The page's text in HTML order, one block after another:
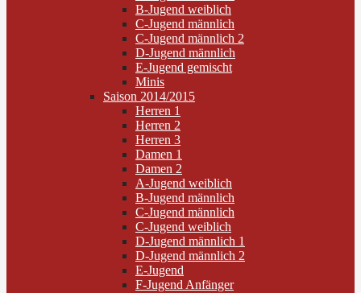
B-Jugend weiblich
C-Jugend männlich
C-Jugend männlich 2
D-Jugend männlich
E-Jugend gemischt
Minis
Saison 2014/2015
Herren 1
Herren 2
Herren 3
Damen 1
Damen 2
A-Jugend weiblich
B-Jugend männlich
C-Jugend männlich
C-Jugend weiblich
D-Jugend männlich 1
D-Jugend männlich 2
E-Jugend
F-Jugend Anfänger